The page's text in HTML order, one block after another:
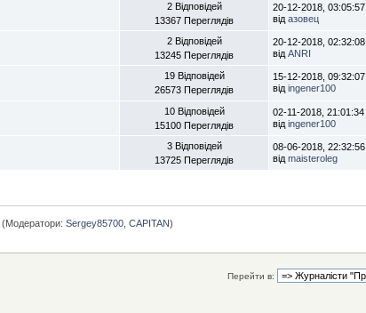
2 Відповідей
13367 Переглядів
20-12-2018, 03:05:57
відазовец
2 Відповідей
13245 Переглядів
20-12-2018, 02:32:08
відANRI
19 Відповідей
26573 Переглядів
15-12-2018, 09:32:07
відingener100
10 Відповідей
15100 Переглядів
02-11-2018, 21:01:34
відingener100
3 Відповідей
13725 Переглядів
08-06-2018, 22:32:56
відmaisteroleg
(Модератори:Sergey85700 ,CAPITAN)
Перейти в: